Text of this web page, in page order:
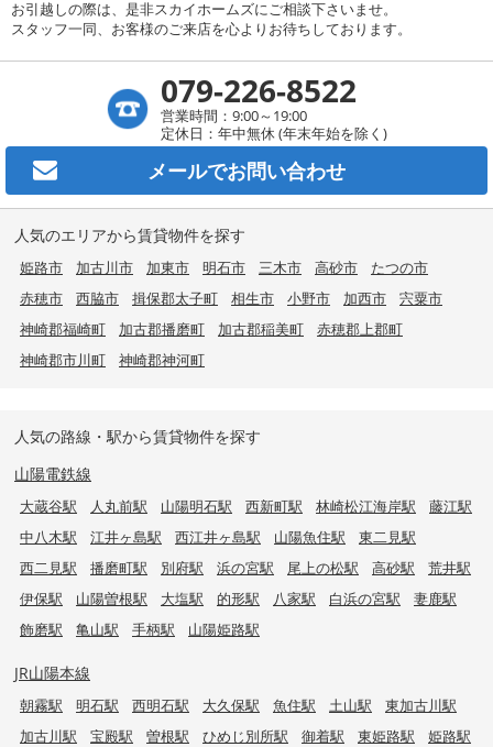
お引越しの際は、是非スカイホームズにご相談下さいませ。
スタッフ一同、お客様のご来店を心よりお待ちしております。
079-226-8522
営業時間：9:00～19:00
定休日：年中無休 (年末年始を除く)
メールでお問い合わせ
人気のエリアから賃貸物件を探す
姫路市 加古川市 加東市 明石市 三木市 高砂市
たつの市
赤穂市
西脇市 揖保郡太子町 相生市 小野市 加西市
宍粟市
神崎郡福崎町
加古郡播磨町 加古郡稲美町
赤穂郡上郡町
神崎郡市川町
神崎郡神河町
人気の路線・駅から賃貸物件を探す
山陽電鉄線
大蔵谷駅 人丸前駅 山陽明石駅 西新町駅 林崎松江海岸駅
藤江駅
中八木駅
江井ヶ島駅 西江井ヶ島駅 山陽魚住駅
東二見駅
西二見駅
播磨町駅 別府駅 浜の宮駅 尾上の松駅 高砂駅
荒井駅
伊保駅
山陽曽根駅 大塩駅 的形駅 八家駅 白浜の宮駅
妻鹿駅
飾磨駅
亀山駅 手柄駅 山陽姫路駅
JR山陽本線
朝霧駅 明石駅 西明石駅 大久保駅 魚住駅 土山駅
東加古川駅
加古川駅
宝殿駅 曽根駅 ひめじ別所駅 御着駅 東姫路駅
姫路駅